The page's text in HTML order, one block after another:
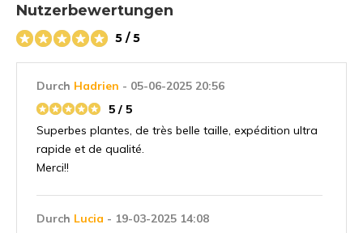
Nutzerbewertungen
5 / 5
Durch Hadrien - 05-06-2025 20:56
5 / 5
Superbes plantes, de très belle taille, expédition ultra
rapide et de qualité.
Merci!!
Durch Lucia - 19-03-2025 14:08